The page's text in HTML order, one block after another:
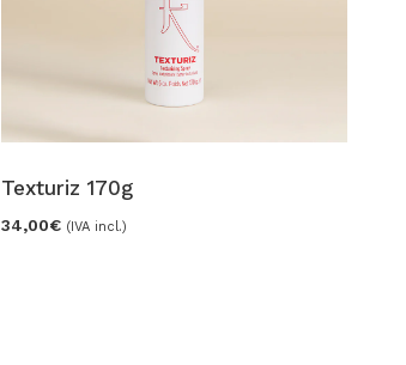
Texturiz 170g
34,00€ (IVA incl.)